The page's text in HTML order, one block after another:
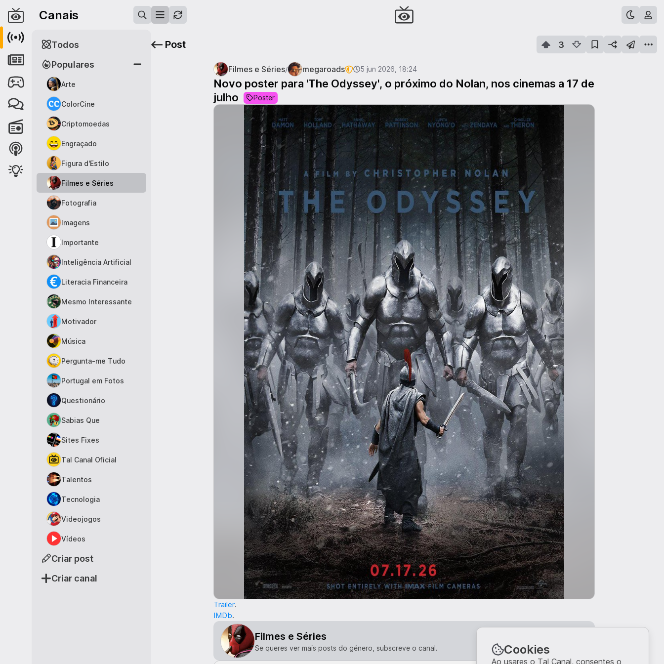
Canais
Criar canal
Criar post
Populares
Arte
ColorCine
Criptomoedas
Engraçado
Figura d'Estilo
Filmes e Séries
Fotografia
Imagens
Importante
Inteligência Artificial
Literacia Financeira
Mesmo Interessante
Motivador
Música
Pergunta-me Tudo
Portugal em Fotos
Questionário
Sabias Que
Sites Fixes
Tal Canal Oficial
Talentos
Tecnologia
Videojogos
Vídeos
Todos Post 3
Filmes e Séries/ megaroads 5 jun 2026, 18:24
Novo poster para 'The Odyssey', o próximo do Nolan, nos cinemas a 17 de
julho
Poster
Trailer.
IMDb.
Filmes e Séries
Se queres ver mais posts do género, subscreve o canal. Cookies
Ao usares o Tal Canal, consentes o